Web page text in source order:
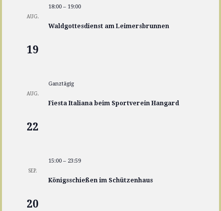
AUG.
19
18:00 – 19:00
Waldgottesdienst am Leimersbrunnen
AUG.
22
Ganztägig
Fiesta Italiana beim Sportverein Hangard
SEP.
20
15:00 – 23:59
Königsschießen im Schützenhaus